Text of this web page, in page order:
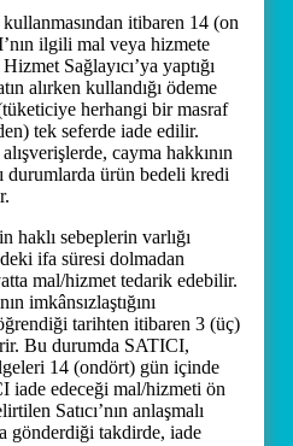
itibaren 14 (on
ilgili mal veya hizmete
Sağlayıcı’ya yaptığı
alırken kullandığı ödeme
herhangi bir masraf
tek seferde iade edilir.
cayma hakkının
durumlarda ürün bedeli kredi
haklı sebeplerin varlığı
ifa süresi dolmadan
mal/hizmet tedarik edebilir.
imkânsızlaştığını
tarihten itibaren 3 (üç)
Bu durumda SATICI,
14 (ondört) gün içinde
iade edeceği mal/hizmeti ön
Satıcı’nın anlaşmalı
gönderdiği takdirde, iade